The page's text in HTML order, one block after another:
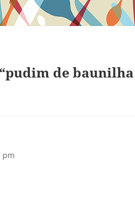
de baunilha
pm